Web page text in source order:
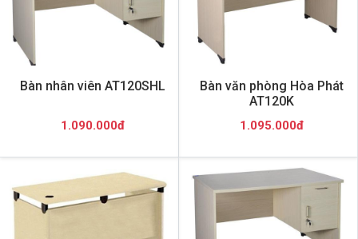
Bàn nhân viên AT120SHL
1.090.000đ
Bàn văn phòng Hòa Phát
AT120K
1.095.000đ